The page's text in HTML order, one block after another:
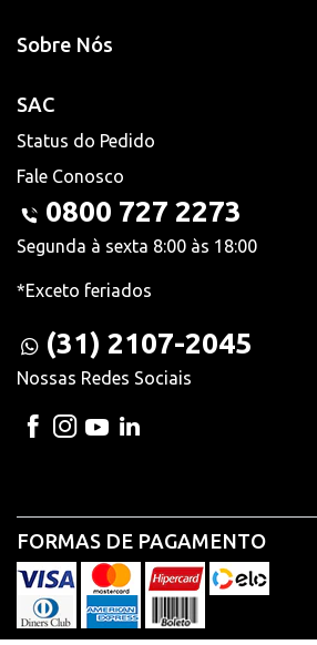
Sobre Nós
SAC
Status do Pedido
Fale Conosco
0800 727 2273
Segunda à sexta 8:00 às 18:00
*Exceto feriados
(31) 2107-2045
Nossas Redes Sociais
FORMAS DE PAGAMENTO